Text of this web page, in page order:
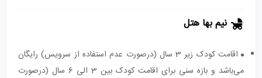
نیم بها هتل
اقامت کودک زیر 3 سال (درصورت عدم استفاده از سرویس) رایگان
می‌باشد و بازه سنی برای اقامت کودک بین 3 الی 6 سال (درصورت